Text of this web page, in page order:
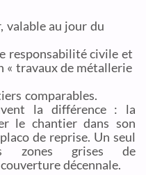
valable au jour du
responsabilité civile et
« travaux de métallerie
comparables.
la différence : la
le chantier dans son
de reprise. Un seul
zones grises de
décennale.